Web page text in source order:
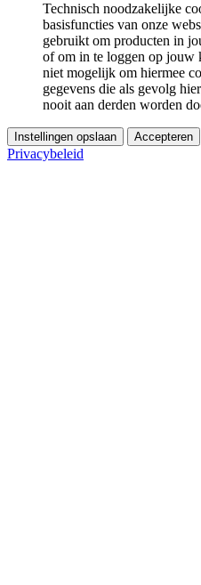
Technisch noodzakelijke
basisfuncties van onze
gebruikt om producten in
of om in te loggen op jouw
niet mogelijk om hiermee
gegevens die als gevolg
nooit aan derden worden
Instellingen opslaan Accepteren
Privacybeleid